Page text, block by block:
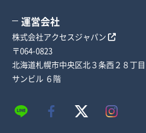
運営会社
株式会社アクセスジャパン
〒064-0823
北海道札幌市中央区北３条西２８丁目
サンビル ６階